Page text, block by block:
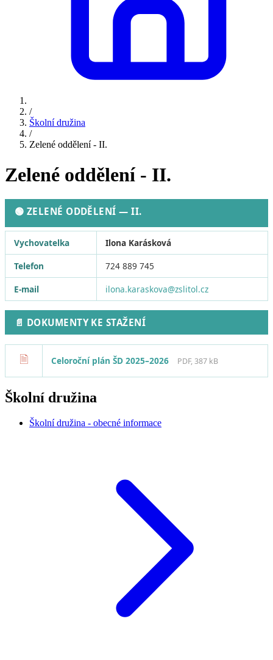
/
Školní družina
/
Zelené oddělení - II.
Zelené oddělení - II.
🟢 ZELENÉ ODDĚLENÍ — II.
Vychovatelka
Ilona Karásková
Telefon
724 889 745
E-mail
ilona.karaskova@zslitol.cz
📄 DOKUMENTY KE STAŽENÍ
🗎 Celoroční plán ŠD 2025–2026 PDF, 387 kB
Školní družina
Školní družina - obecné informace